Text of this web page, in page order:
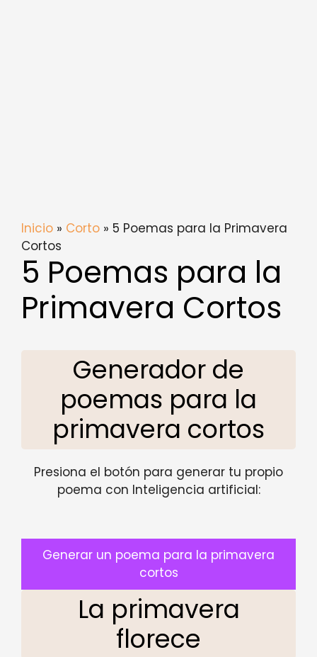
Inicio » Corto » 5 Poemas para la Primavera
Cortos
5 Poemas para la
Primavera Cortos
Generador de
poemas para la
primavera cortos
Presiona el botón para generar tu propio
poema con Inteligencia artificial:
Generar un poema para la primavera
cortos
La primavera
florece